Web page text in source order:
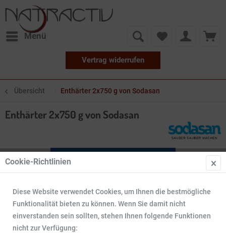
Menü
Vertrag widerrufen
Übersicht Enthärter 2x750 g von Sodasan
Enthärter 2x750 g von Sodasan
Cookie-Richtlinien
Diese Website verwendet Cookies, um Ihnen die bestmögliche
Funktionalität bieten zu können. Wenn Sie damit nicht
einverstanden sein sollten, stehen Ihnen folgende Funktionen
nicht zur Verfügung: